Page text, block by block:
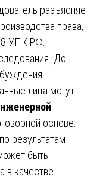
разъясняет
права,
УПК РФ.
До
лица могут
основе.
результатам
быть
в качестве